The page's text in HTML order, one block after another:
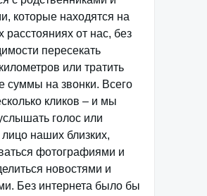
которые находятся на
расстояниях от нас, без
пересекать
или тратить
суммы на звонки. Всего
кликов – и мы
голос или
лицо наших близких,
фотографиями и
новостями и
Без интернета было бы